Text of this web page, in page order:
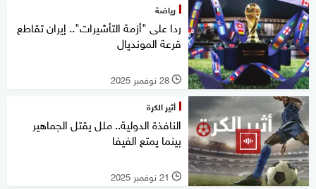
رياضة
ردا على "أزمة التأشيرات".. إيران تقاطع
قرعة المونديال
l 28 نوفمبر 2025
أثير الكرة
النافذة الدولية.. ملل يقتل الجماهير
بينما يمتع الفيفا
l 21 نوفمبر 2025